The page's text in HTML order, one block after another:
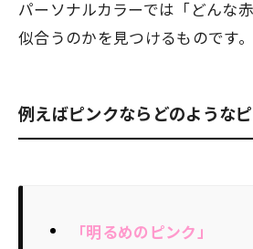
パーソナルカラーでは「どんな
似合うのかを見つけるものです。
例えばピンクならどのような
「明るめのピンク」